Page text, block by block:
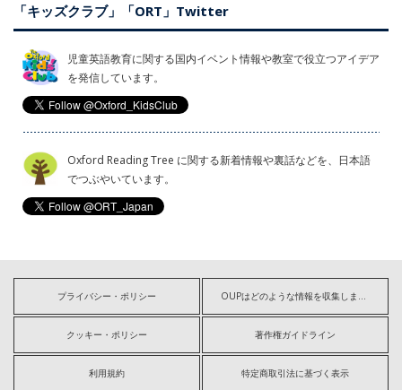
「キッズクラブ」「ORT」Twitter
児童英語教育に関する国内イベント情報や教室で役立つアイデア
を発信しています。
Oxford Reading Tree に関する新着情報や裏話などを、日本語
でつぶやいています。
プライバシー・ポリシー
クッキー・ポリシー 著作権ガイドライン
利用規約 特定商取引法に基づく表示